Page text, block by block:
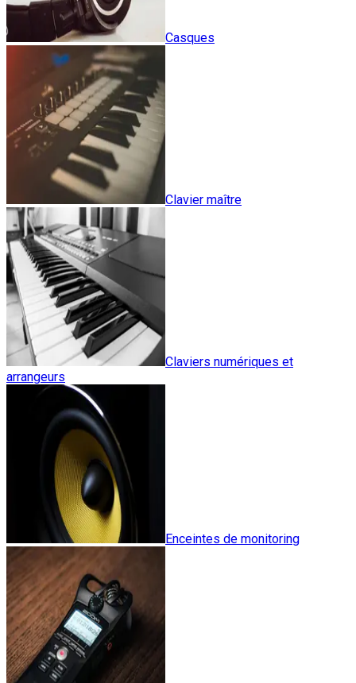
Casques
Clavier maître
Claviers numériques et
arrangeurs
Enceintes de monitoring